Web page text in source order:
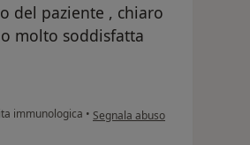
del paziente , chiaro
molto soddisfatta
immunologica • secondo l'opinione dell'utente A.P
Segnala abuso